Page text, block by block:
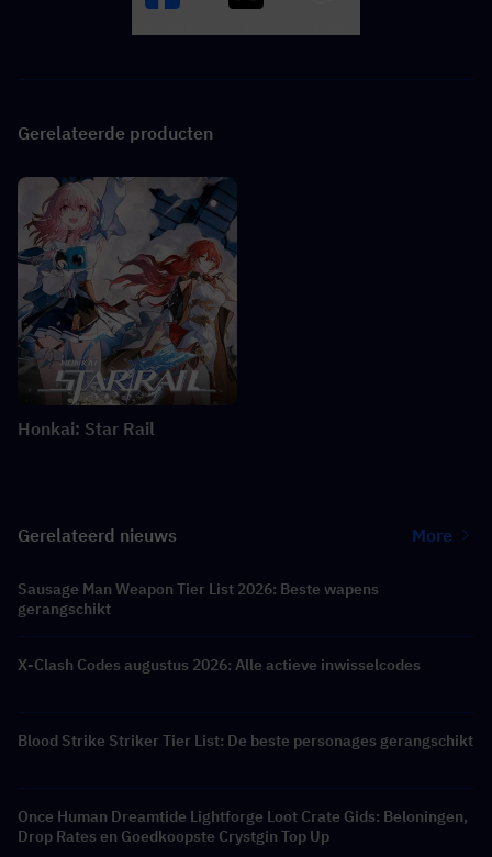
Gerelateerde producten
Honkai: Star Rail
Gerelateerd nieuws More
Sausage Man Weapon Tier List 2026: Beste wapens
gerangschikt
X-Clash Codes augustus 2026: Alle actieve inwisselcodes
Blood Strike Striker Tier List: De beste personages gerangschikt
Once Human Dreamtide Lightforge Loot Crate Gids: Beloningen,
Drop Rates en Goedkoopste Crystgin Top Up